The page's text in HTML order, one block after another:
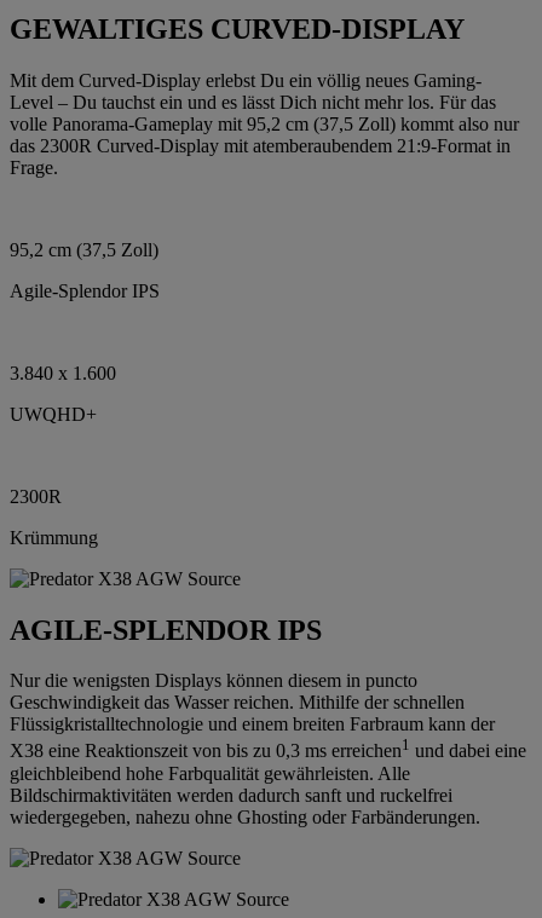
GEWALTIGES CURVED-DISPLAY
Mit dem Curved-Display erlebst Du ein völlig neues Gaming-
Level – Du tauchst ein und es lässt Dich nicht mehr los. Für das
volle Panorama-Gameplay mit 95,2 cm (37,5 Zoll) kommt also nur
das 2300R Curved-Display mit atemberaubendem 21:9-Format in
Frage.
95,2 cm (37,5 Zoll)
Agile-Splendor IPS
3.840 x 1.600
UWQHD+
2300R
Krümmung
AGILE-SPLENDOR IPS
Nur die wenigsten Displays können diesem in puncto
Geschwindigkeit das Wasser reichen. Mithilfe der schnellen
Flüssigkristalltechnologie und einem breiten Farbraum kann der
X38 eine Reaktionszeit von bis zu 0,3 ms erreichen1 und dabei eine
gleichbleibend hohe Farbqualität gewährleisten. Alle
Bildschirmaktivitäten werden dadurch sanft und ruckelfrei
wiedergegeben, nahezu ohne Ghosting oder Farbänderungen.